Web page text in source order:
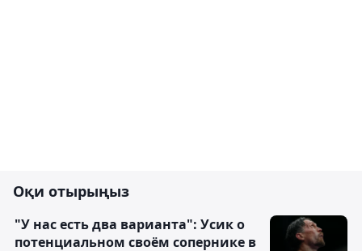
Оқи отырыңыз
"У нас есть два варианта": Усик о
потенциальном своём сопернике в